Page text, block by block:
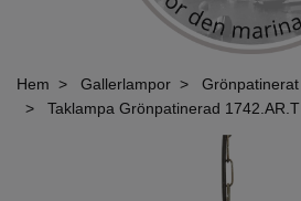
Hem Gallerlampor
Grönpatinerat
Taklampa Grönpatinerad 1742.AR.T